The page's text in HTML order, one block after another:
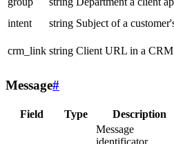
intent
string Subject of a
crm_link string Client URL in a CRM
Message#
Field Type Description
Message
identificator,